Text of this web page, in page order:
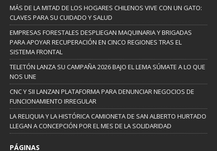
MÁS DE LA MITAD DE LOS HOGARES CHILENOS VIVE CON UN GATO:
CLAVES PARA SU CUIDADO Y SALUD
EMPRESAS FORESTALES DESPLIEGAN MAQUINARIA Y BRIGADAS
PARA APOYAR RECUPERACIÓN EN CINCO REGIONES TRAS EL
SISTEMA FRONTAL
TELETÓN LANZA SU CAMPAÑA 2026 BAJO EL LEMA SÚMATE A LO QUE
NOS UNE
CNC Y SII LANZAN PLATAFORMA PARA DENUNCIAR NEGOCIOS DE
FUNCIONAMIENTO IRREGULAR
LA RELIQUIA Y LA HISTÓRICA CAMIONETA DE SAN ALBERTO HURTADO
LLEGAN A CONCEPCIÓN POR EL MES DE LA SOLIDARIDAD
PÁGINAS